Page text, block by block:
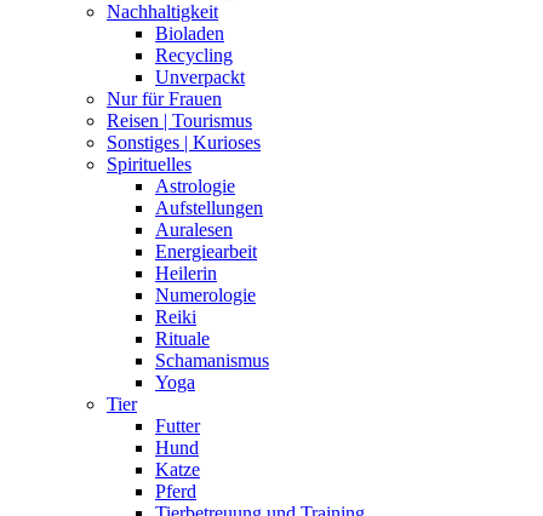
Nachhaltigkeit
Bioladen
Recycling
Unverpackt
Nur für Frauen
Reisen | Tourismus
Sonstiges | Kurioses
Spirituelles
Astrologie
Aufstellungen
Auralesen
Energiearbeit
Heilerin
Numerologie
Reiki
Rituale
Schamanismus
Yoga
Tier
Futter
Hund
Katze
Pferd